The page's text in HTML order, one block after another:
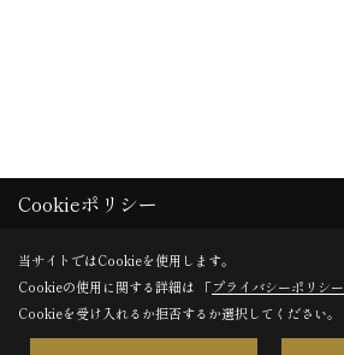
Cookieポリシー
当サイトではCookieを使用します。
Cookieの使用に関する詳細は 「プライバシーポリシー
Cookieを受け入れるか拒否するか選択してください。